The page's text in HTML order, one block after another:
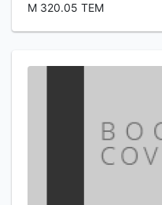
M 320.05 TEM